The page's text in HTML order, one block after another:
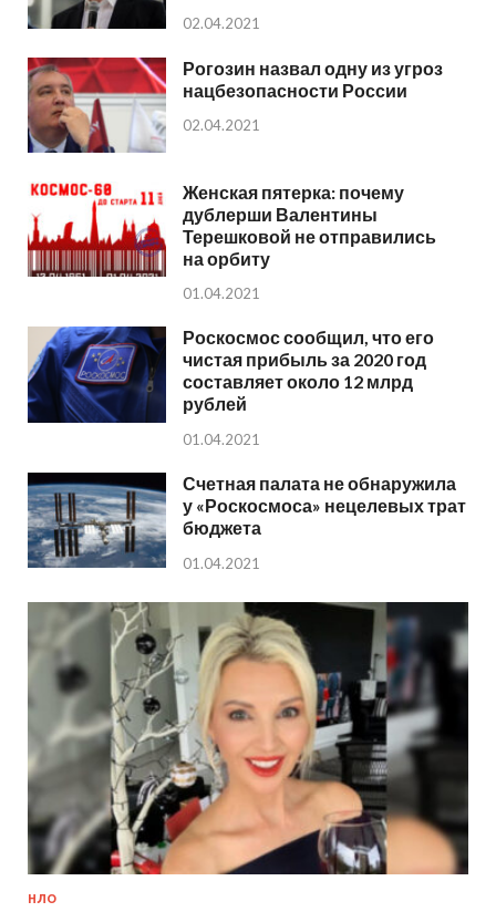
02.04.2021
Рогозин назвал одну из угроз
нацбезопасности России
02.04.2021
Женская пятерка: почему
дублерши Валентины
Терешковой не отправились
на орбиту
01.04.2021
Роскосмос сообщил, что его
чистая прибыль за 2020 год
составляет около 12 млрд
рублей
01.04.2021
Счетная палата не обнаружила
у «Роскосмоса» нецелевых трат
бюджета
01.04.2021
НЛО